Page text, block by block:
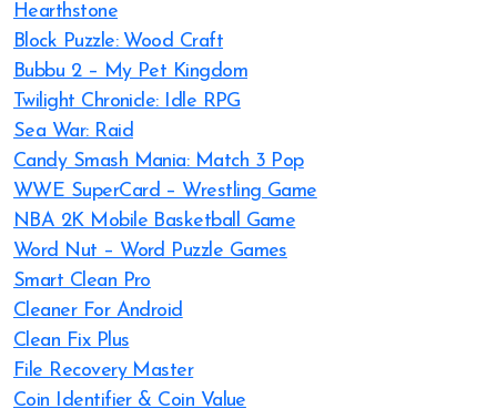
Hearthstone
Block Puzzle: Wood Craft
Bubbu 2 – My Pet Kingdom
Twilight Chronicle: Idle RPG
Sea War: Raid
Candy Smash Mania: Match 3 Pop
WWE SuperCard – Wrestling Game
NBA 2K Mobile Basketball Game
Word Nut – Word Puzzle Games
Smart Clean Pro
Cleaner For Android
Clean Fix Plus
File Recovery Master
Coin Identifier & Coin Value